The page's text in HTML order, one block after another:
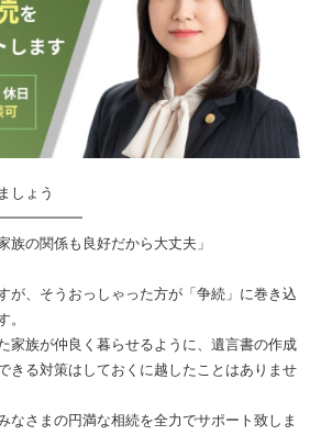
しょう
族の関係も良好だから大丈夫」
が、そうおっしゃった方が「争続」に巻き込
。
家族が仲良く暮らせるように、遺言書の作成
きる対策はしておくに越したことはありませ
なさまの円満な相続を全力でサポート致しま